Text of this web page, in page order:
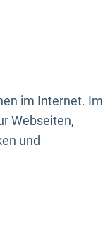
im Internet. Im
Webseiten,
und